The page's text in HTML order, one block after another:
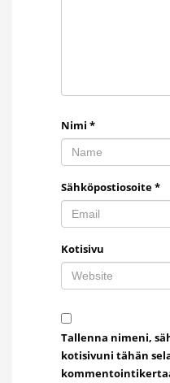
Nimi *
Sähköpostiosoite*
Kotisivu
Tallenna nimeni,
kotisivuni tähän